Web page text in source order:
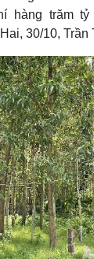
hàng trăm
30/10, Trần